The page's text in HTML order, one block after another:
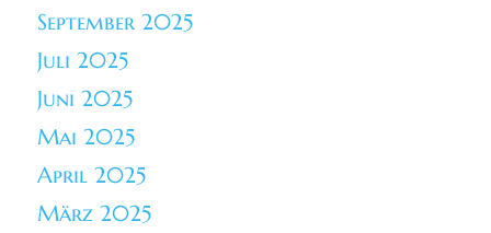
September 2025
Juli 2025
Juni 2025
Mai 2025
April 2025
März 2025